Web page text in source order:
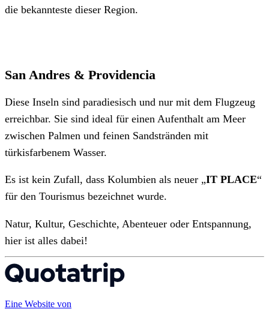
die bekannteste dieser Region.
San Andres & Providencia
Diese Inseln sind paradiesisch und nur mit dem Flugzeug
erreichbar. Sie sind ideal für einen Aufenthalt am Meer
zwischen Palmen und feinen Sandstränden mit
türkisfarbenem Wasser.
Es ist kein Zufall, dass Kolumbien als neuer „IT PLACE“
für den Tourismus bezeichnet wurde.
Natur, Kultur, Geschichte, Abenteuer oder Entspannung,
hier ist alles dabei!
Eine Website von